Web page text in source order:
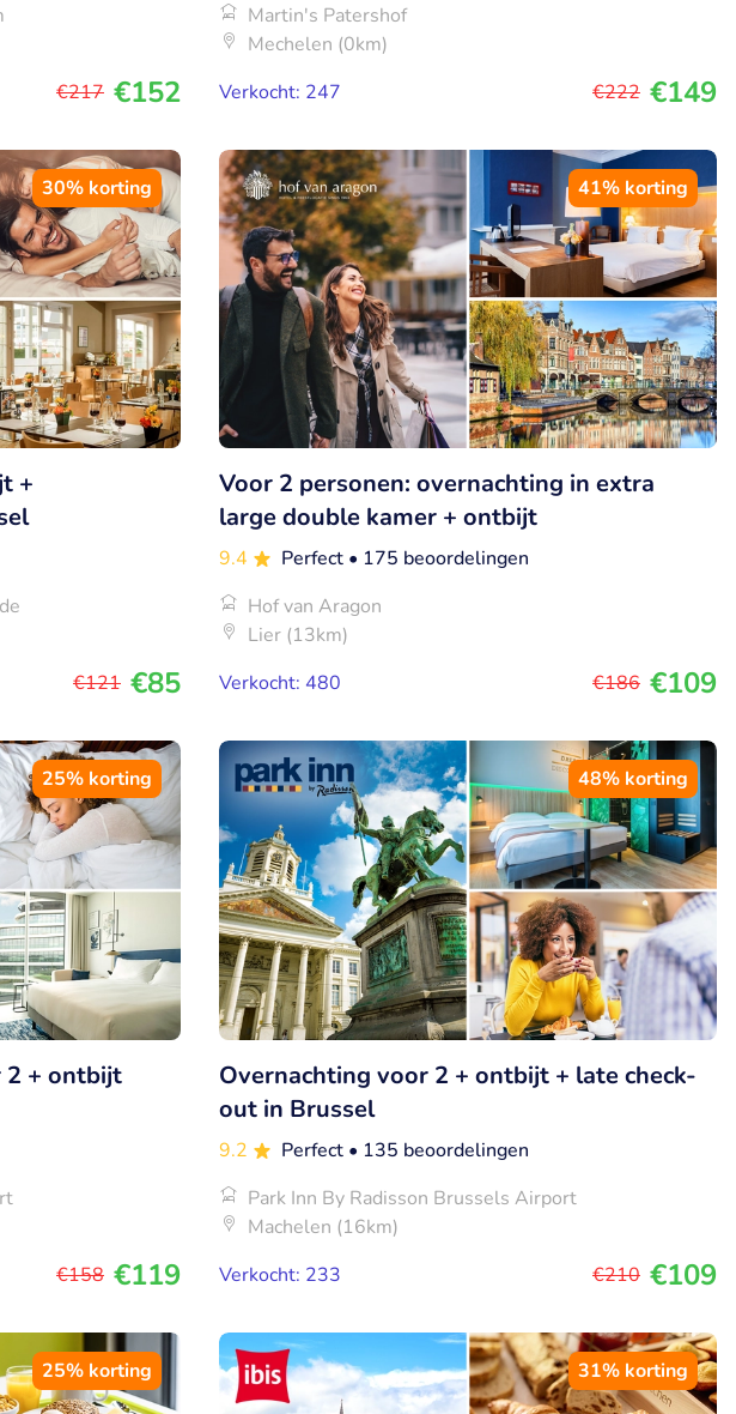
€217 €152
Martin's Patershof
Mechelen (0km)
Verkocht: 247
€222 €149
30% korting
+
€121 €85
41% korting
Voor 2 personen: overnachting in extra
large double kamer + ontbijt
9.4 Perfect • 175 beoordelingen
Hof van Aragon
Lier (13km)
Verkocht: 480
€186 €109
25% korting
2 + ontbijt
€158 €119
48% korting
Overnachting voor 2 + ontbijt + late check-
out in Brussel
9.2 Perfect • 135 beoordelingen
Park Inn By Radisson Brussels Airport
Machelen (16km)
Verkocht: 233
€210 €109
25% korting 31% korting